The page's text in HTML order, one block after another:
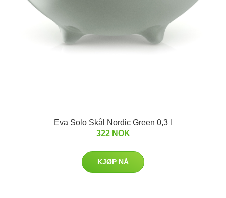
Eva Solo Skål Nordic Green 0,3 l
322 NOK
KJØP NÅ